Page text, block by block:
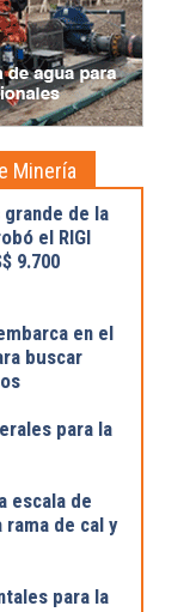
Minería
de la
el RIGI
9.700
en el
buscar
para la
escala de
de cal y
para la